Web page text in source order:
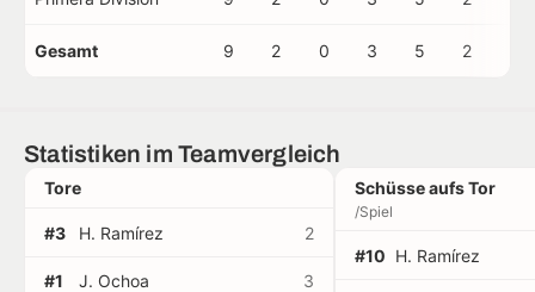
Gesamt 9 2 0 3 5 2
Statistiken im Teamvergleich
Tore
#3 H. Ramírez 2
#1 J. Ochoa 3
Schüsse aufs Tor
/Spiel
#10 H. Ramírez